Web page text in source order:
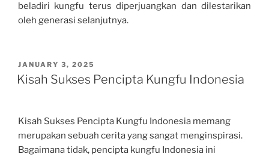
beladiri kungfu terus diperjuangkan dan dilestarikan
oleh generasi selanjutnya.
POSTED
ON
JANUARY 3, 2025
Kisah Sukses Pencipta Kungfu Indonesia
Kisah Sukses Pencipta Kungfu Indonesia memang
merupakan sebuah cerita yang sangat menginspirasi.
Bagaimana tidak, pencipta kungfu Indonesia ini